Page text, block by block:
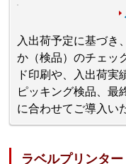
入出荷予定に基づき
か（検品）のチェッ
ド印刷や、入出荷実
ピッキング検品、最
に合わせてご導入い
ラベルプリンター